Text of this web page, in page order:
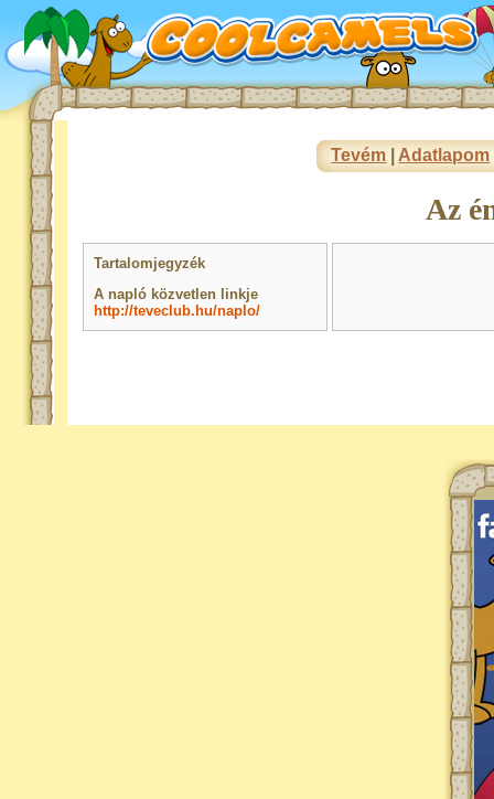
Tevém Adatlapom
Az
Tartalomjegyzék
A napló közvetlen linkje
http://teveclub.hu/naplo/